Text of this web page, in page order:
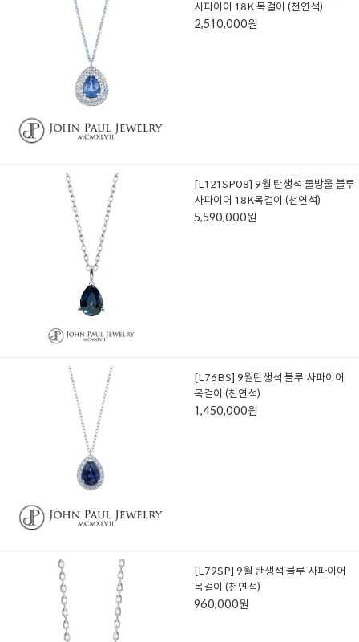
사파이어 18K 목걸이 (천연석)
2,510,000원
[L121SP08] 9월 탄생석 물방울 블루
사파이어 18K목걸이 (천연석)
5,590,000원
[L76BS] 9월탄생석 블루 사파이어
목걸이 (천연석)
1,450,000원
[L79SP] 9월 탄생석 블루 사파이어
목걸이 (천연석)
960,000원